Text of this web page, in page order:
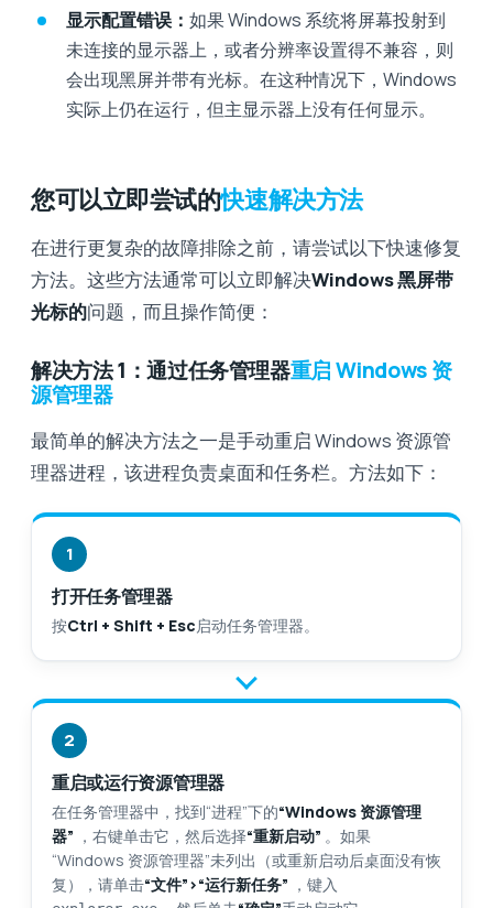
显示配置错误： 如果 Windows 系统将屏幕投射到
未连接的显示器上，或者分辨率设置得不兼容，则
会出现黑屏并带有光标。在这种情况下，Windows
实际上仍在运行，但主显示器上没有任何显示。
您可以立即尝试的快速解决方法
在进行更复杂的故障排除之前，请尝试以下快速修复
方法。这些方法通常可以立即解决Windows 黑屏带
光标的问题，而且操作简便：
解决方法 1：通过任务管理器重启 Windows 资
源管理器
最简单的解决方法之一是手动重启 Windows 资源管
理器进程，该进程负责桌面和任务栏。方法如下：
1
打开任务管理器
按Ctrl + Shift + Esc启动任务管理器。
2
重启或运行资源管理器
在任务管理器中，找到“进程”下的“Windows 资源管理
器” ，右键单击它，然后选择“重新启动” 。如果
“Windows 资源管理器”未列出（或重新启动后桌面没有恢
复），请单击“文件”>“运行新任务” ，键入